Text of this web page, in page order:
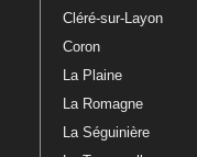
Cléré-sur-Layon
Coron
La Plaine
La Romagne
La Séguinière